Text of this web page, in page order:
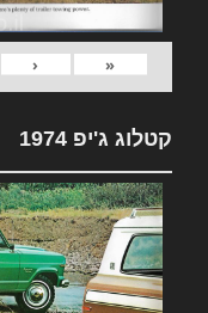
«
‹
קטלוג ג'יפ 1974